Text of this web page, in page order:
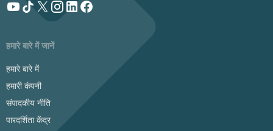
हमारे बारे में जानें
हमारे बारे में
हमारी कंपनी
संपादकीय नीति
पारदर्शिता केंद्र